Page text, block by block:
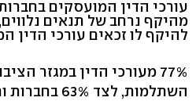
עורכי הדין המועסקים
מהיקף נרחב של תנאים
להיקף לו זכאים עורכי הדין
77% מעורכי הדין במגזר